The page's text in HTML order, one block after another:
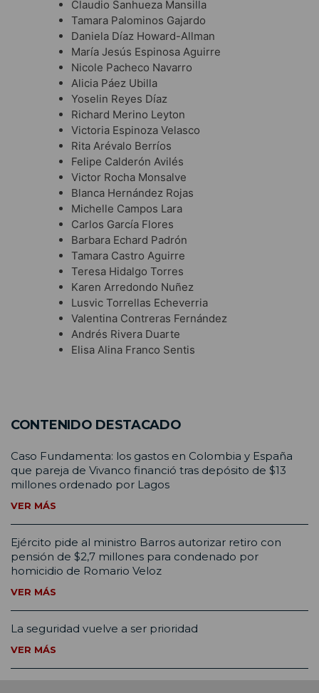
Claudio Sanhueza Mansilla
Tamara Palominos Gajardo
Daniela Díaz Howard-Allman
María Jesús Espinosa Aguirre
Nicole Pacheco Navarro
Alicia Páez Ubilla
Yoselin Reyes Díaz
Richard Merino Leyton
Victoria Espinoza Velasco
Rita Arévalo Berríos
Felipe Calderón Avilés
Victor Rocha Monsalve
Blanca Hernández Rojas
Michelle Campos Lara
Carlos García Flores
Barbara Echard Padrón
Tamara Castro Aguirre
Teresa Hidalgo Torres
Karen Arredondo Nuñez
Lusvic Torrellas Echeverria
Valentina Contreras Fernández
Andrés Rivera Duarte
Elisa Alina Franco Sentis
CONTENIDO DESTACADO
Caso Fundamenta: los gastos en Colombia y España
que pareja de Vivanco financió tras depósito de $13
millones ordenado por Lagos
VER MÁS
Ejército pide al ministro Barros autorizar retiro con
pensión de $2,7 millones para condenado por
homicidio de Romario Veloz
VER MÁS
La seguridad vuelve a ser prioridad
VER MÁS